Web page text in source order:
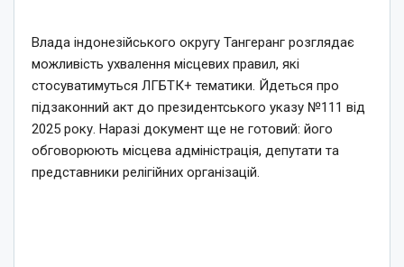
Влада індонезійського округу Тангеранг розглядає
можливість ухвалення місцевих правил, які
стосуватимуться ЛГБТК+ тематики. Йдеться про
підзаконний акт до президентського указу №111 від
2025 року. Наразі документ ще не готовий: його
обговорюють місцева адміністрація, депутати та
представники релігійних організацій.